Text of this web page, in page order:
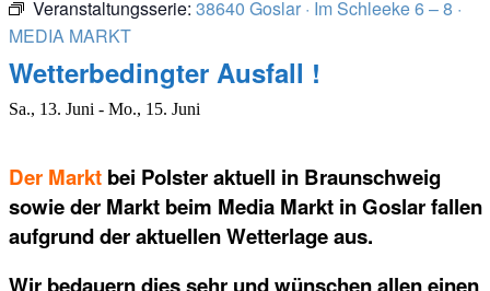
Veranstaltungsserie: 38640 Goslar · Im Schleeke 6 – 8 ·
MEDIA MARKT
Wetterbedingter Ausfall !
Sa., 13. Juni - Mo., 15. Juni
Der Markt bei Polster aktuell in Braunschweig
sowie der Markt beim Media Markt in Goslar fallen
aufgrund der aktuellen Wetterlage aus.